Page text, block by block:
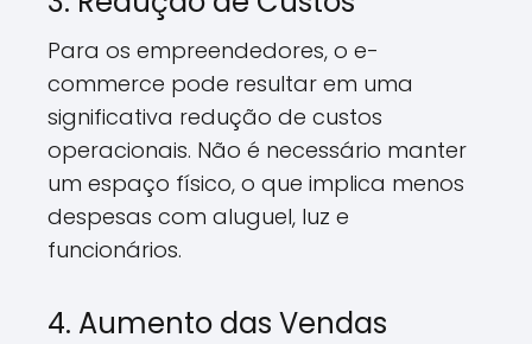
Para os empreendedores, o e-
commerce pode resultar em uma
significativa redução de custos
operacionais. Não é necessário manter
um espaço físico, o que implica menos
despesas com aluguel, luz e
funcionários.
4. Aumento das Vendas